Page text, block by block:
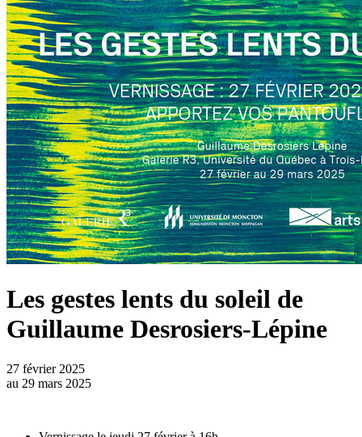
Les gestes lents du soleil de
Guillaume Desrosiers-Lépine
27 février 2025
au 29 mars 2025